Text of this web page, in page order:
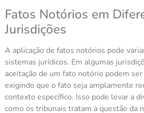
Fatos Notórios em
Jurisdições
A aplicação de fatos notórios pode
sistemas jurídicos. Em algumas
aceitação de um fato notório podem
exigindo que o fato seja amplamente
contexto específico. Isso pode levar a
como os tribunais tratam a questão da